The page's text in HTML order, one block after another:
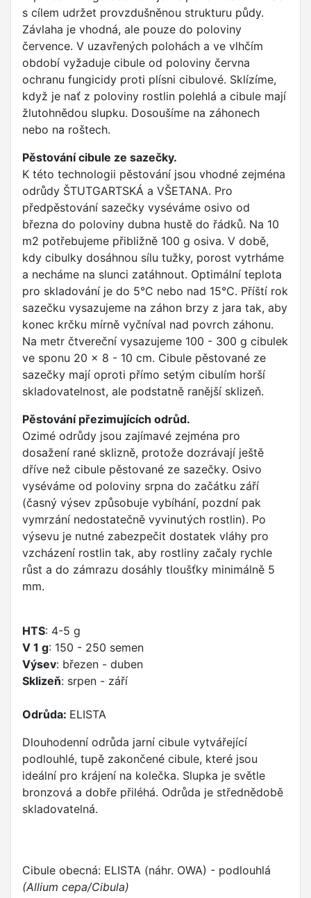
s cílem udržet provzdušněnou strukturu půdy.
Závlaha je vhodná, ale pouze do poloviny
července. V uzavřených polohách a ve vlhčím
období vyžaduje cibule od poloviny června
ochranu fungicidy proti plísni cibulové. Sklízíme,
když je nať z poloviny rostlin polehlá a cibule mají
žlutohnědou slupku. Dosoušíme na záhonech
nebo na roštech.
Pěstování cibule ze sazečky.
K této technologii pěstování jsou vhodné zejména
odrůdy ŠTUTGARTSKÁ a VŠETANA. Pro
předpěstování sazečky vyséváme osivo od
března do poloviny dubna hustě do řádků. Na 10
m2 potřebujeme přibližně 100 g osiva. V době,
kdy cibulky dosáhnou sílu tužky, porost vytrháme
a necháme na slunci zatáhnout. Optimální teplota
pro skladování je do 5°C nebo nad 15°C. Příští rok
sazečku vysazujeme na záhon brzy z jara tak, aby
konec krčku mírně vyčníval nad povrch záhonu.
Na metr čtvereční vysazujeme 100 - 300 g cibulek
ve sponu 20 x 8 - 10 cm. Cibule pěstované ze
sazečky mají oproti přímo setým cibulím horší
skladovatelnost, ale podstatně ranější sklizeň.
Pěstování přezimujících odrůd.
Ozimé odrůdy jsou zajímavé zejména pro
dosažení rané sklizně, protože dozrávají ještě
dříve než cibule pěstované ze sazečky. Osivo
vyséváme od poloviny srpna do začátku září
(časný výsev způsobuje vybíhání, pozdní pak
vymrzání nedostatečně vyvinutých rostlin). Po
výsevu je nutné zabezpečit dostatek vláhy pro
vzcházení rostlin tak, aby rostliny začaly rychle
růst a do zámrazu dosáhly tloušťky minimálně 5
mm.
HTS: 4-5 g
V 1 g: 150 - 250 semen
Výsev: březen - duben
Sklizeň: srpen - září
Odrůda: ELISTA
Dlouhodenní odrůda jarní cibule vytvářející
podlouhlé, tupě zakončené cibule, které jsou
ideální pro krájení na kolečka. Slupka je světle
bronzová a dobře přiléhá. Odrůda je střednědobě
skladovatelná.
Cibule obecná: ELISTA (náhr. OWA) - podlouhlá
(Allium cepa/Cibula)